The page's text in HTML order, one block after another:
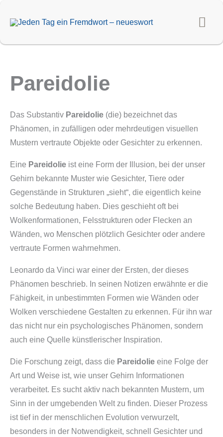
Inhalt
Pareidolie
Das Substantiv Pareidolie (die) bezeichnet das
Phänomen, in zufälligen oder mehrdeutigen visuellen
Mustern vertraute Objekte oder Gesichter zu erkennen.
Eine Pareidolie ist eine Form der Illusion, bei der unser
Gehirn bekannte Muster wie Gesichter, Tiere oder
Gegenstände in Strukturen „sieht“, die eigentlich keine
solche Bedeutung haben. Dies geschieht oft bei
Wolkenformationen, Felsstrukturen oder Flecken an
Wänden, wo Menschen plötzlich Gesichter oder andere
vertraute Formen wahrnehmen.
Leonardo da Vinci war einer der Ersten, der dieses
Phänomen beschrieb. In seinen Notizen erwähnte er die
Fähigkeit, in unbestimmten Formen wie Wänden oder
Wolken verschiedene Gestalten zu erkennen. Für ihn war
das nicht nur ein psychologisches Phänomen, sondern
auch eine Quelle künstlerischer Inspiration.
Die Forschung zeigt, dass die Pareidolie eine Folge der
Art und Weise ist, wie unser Gehirn Informationen
verarbeitet. Es sucht aktiv nach bekannten Mustern, um
Sinn in der umgebenden Welt zu finden. Dieser Prozess
ist tief in der menschlichen Evolution verwurzelt,
besonders in der Notwendigkeit, schnell Gesichter und